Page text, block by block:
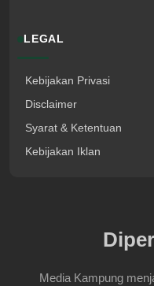
LEGAL
Kebijakan Privasi
Disclaimer
Syarat & Ketentuan
Kebijakan Iklan
Media Kampung